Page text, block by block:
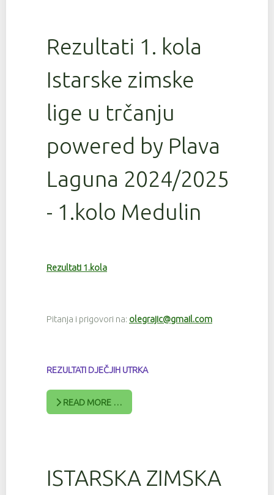
Rezultati 1. kola
Istarske zimske
lige u trčanju
powered by Plava
Laguna 2024/2025
- 1.kolo Medulin
Rezultati 1.kola
Pitanja i prigovori na: olegrajic@gmail.com
REZULTATI DJEČJIH UTRKA
READ MORE …
ISTARSKA ZIMSKA